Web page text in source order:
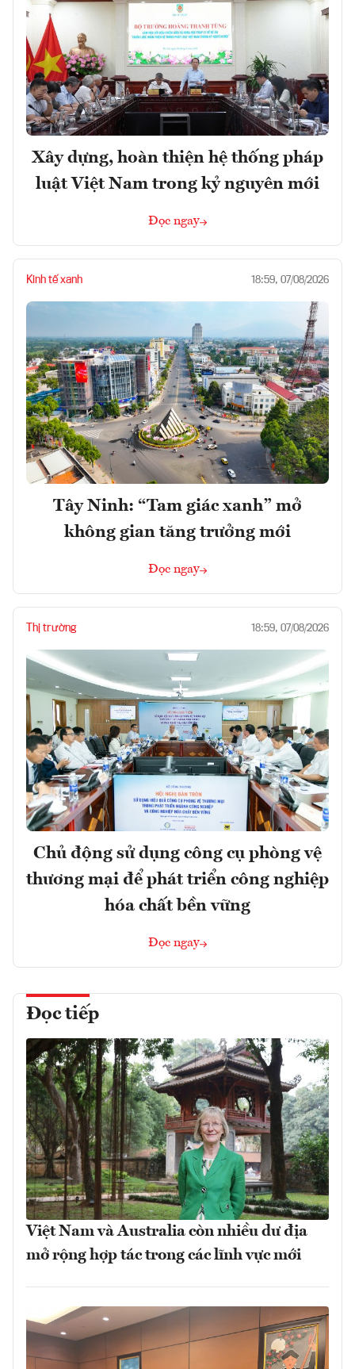
Xây dựng, hoàn thiện hệ thống pháp
luật Việt Nam trong kỷ nguyên mới
Đọc ngay
Kinh tế xanh 18:59, 07/08/2026
Tây Ninh: “Tam giác xanh” mở
không gian tăng trưởng mới
Đọc ngay
Thị trường 18:59, 07/08/2026
Chủ động sử dụng công cụ phòng vệ
thương mại để phát triển công nghiệp
hóa chất bền vững
Đọc ngay
Đọc tiếp
Việt Nam và Australia còn nhiều dư địa
mở rộng hợp tác trong các lĩnh vực mới